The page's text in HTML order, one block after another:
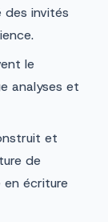
invités
le
analyses et
et
de
en écriture